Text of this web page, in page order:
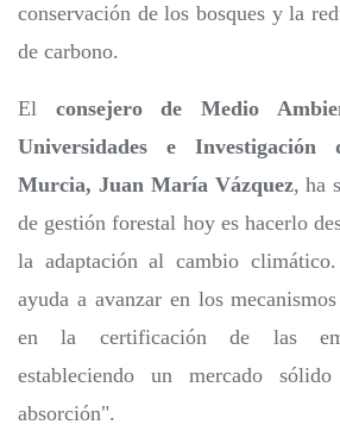
conservación de los bosques y la
de carbono.
El consejero de Medio
Universidades e
Murcia, Juan María Vázquez, ha
de gestión forestal hoy es hacerlo
la adaptación al cambio
ayuda a avanzar en los
en la certificación de las
estableciendo un mercado
absorción".